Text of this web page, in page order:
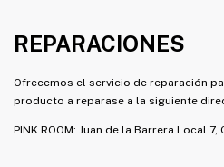
REPARACIONES
Ofrecemos el servicio de reparación
producto a reparase a la siguiente
PINK ROOM: Juan de la Barrera Local